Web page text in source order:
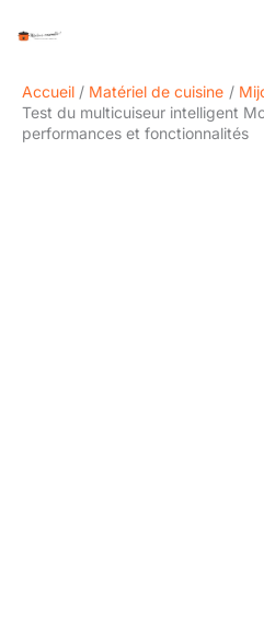
Accueil
Matériel de cuisine
Test du multicuiseur intelligent
performances et fonctionnalités
e
h
e